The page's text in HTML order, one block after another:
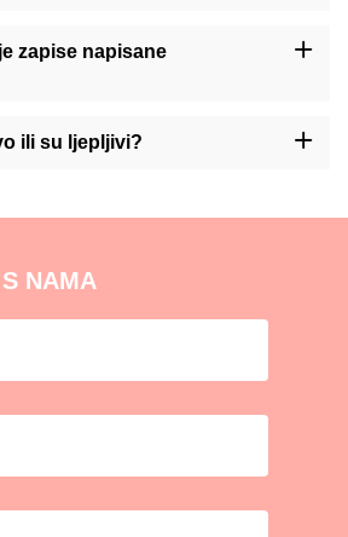
zapise napisane
podrške za više informacija.
ili su ljepljivi?
NAMA